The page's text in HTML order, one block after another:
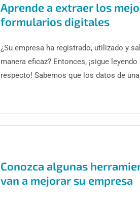
Aprende a extraer los
formularios digitales
¿Su empresa ha registrado, utilizado y
manera eficaz? Entonces, ¡sigue
respecto! Sabemos que los datos de
Conozca algunas
van a mejorar su empresa